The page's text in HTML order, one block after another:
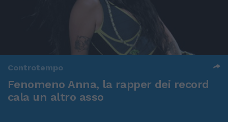
Controtempo
Fenomeno Anna, la rapper dei record
cala un altro asso